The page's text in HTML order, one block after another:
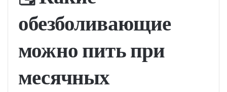
обезболивающие
можно пить при
месячных